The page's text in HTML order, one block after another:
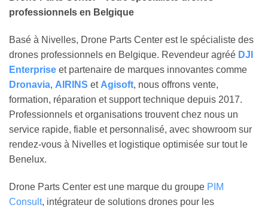
professionnels en Belgique
Basé à Nivelles, Drone Parts Center est le spécialiste des
drones professionnels en Belgique. Revendeur agréé DJI
Enterprise et partenaire de marques innovantes comme
Dronavia, AIRINS et Agisoft, nous offrons vente,
formation, réparation et support technique depuis 2017.
Professionnels et organisations trouvent chez nous un
service rapide, fiable et personnalisé, avec showroom sur
rendez-vous à Nivelles et logistique optimisée sur tout le
Benelux.
Drone Parts Center est une marque du groupe PIM
Consult, intégrateur de solutions drones pour les